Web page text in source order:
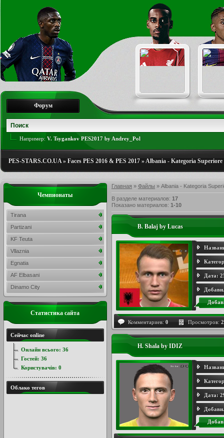
Форум
Например: V. Tsygankov PES2017 by Andrey_Pol
PES-STARS.CO.UA» Faces PES 2016 & PES 2017 »Albania - Kategoria Superiore
Главная » Файлы » Albania - Kategoria
В разделе материалов: 17
Показано материалов: 1-10
B. Balaj by Lucas
Дата:
Комментариев: 0 Просмотров:
H. Shala by IDIZ
Дата:
Чемпионаты
Tirana
Partizani
KF Teuta
Vllaznia
Egnatia
AF Elbasani
Dinamo City
Статистика сайта
Сейчас online
Онлайн всього: 36
Гостей: 36
Користувачів: 0
Облако тегов